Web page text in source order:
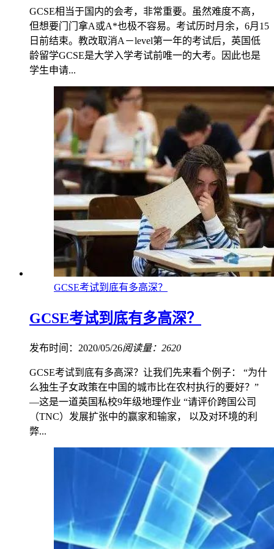
GCSE相当于国内的会考，非常重要。虽然难度不高，
但想要门门拿A或A*也极不容易。考试历时月余，6月15
日前结束。教改取消A－level第一年的考试后，英国低
龄留学GCSE是大学入学考试前唯一的大考。因此也是
学生申请...
GCSE考试到底有多高深？
GCSE考试到底有多高深？
发布时间：2020/05/26阅读量：2620
GCSE考试到底有多高深？让我们先来看个例子： “为什
么独生子女政策在中国的城市比在农村执行的要好？”
—这是一道英国私校9年级地理作业 “请评价跨国公司
（TNC）发展扩张中的赢家和输家， 以及对环境的利
弊...